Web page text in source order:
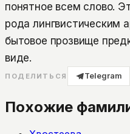
понятное всем слово.
рода лингвистическим
бытовое прозвище
виде.
ПОДЕЛИТЬСЯ Telegram
Похожие